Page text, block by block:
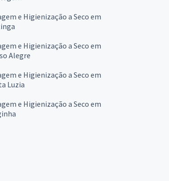
e Higienização a Seco em
e Higienização a Seco em
Alegre
e Higienização a Seco em
Luzia
e Higienização a Seco em